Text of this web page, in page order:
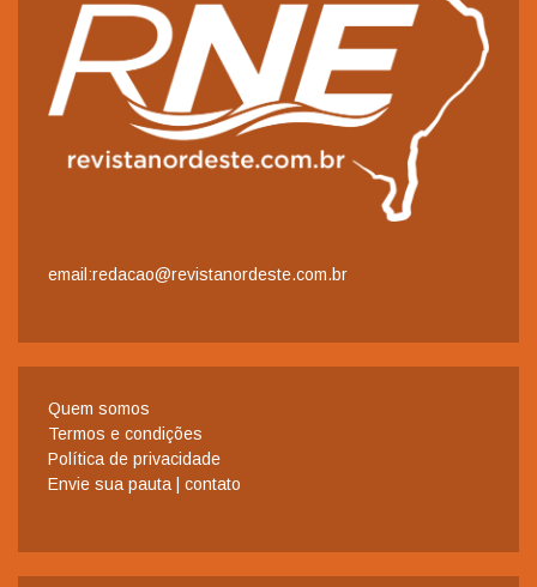
email:redacao@revistanordeste.com.br
Quem somos
Termos e condições
Política de privacidade
Envie sua pauta | contato